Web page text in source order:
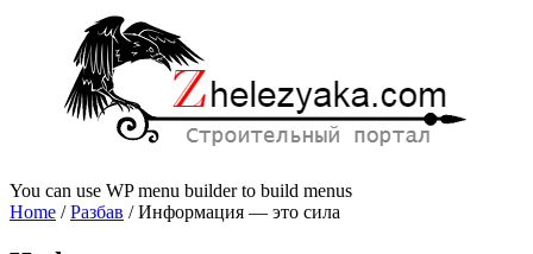
You can use WP menu builder to build menus
Home /Разбав /Информация — это сила